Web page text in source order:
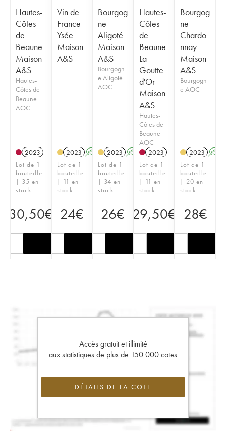
Hautes-
Côtes
de
Beaune
Maison
A&S
Hautes-
Côtes de
Beaune
AOC
2023
Lot de 1
bouteille
| 35 en
stock
30,50€
Vin de
France
Ysée
Maison
A&S
2023 A
Lot de 1
bouteille
| 11 en
stock
24€
Bourgog
ne
Aligoté
Maison
A&S
Bourgogn
e Aligoté
AOC
2023 A
Lot de 1
bouteille
| 34 en
stock
26€
Hautes-
Côtes
de
Beaune
La
Goutte
d'Or
Maison
A&S
Hautes-
Côtes de
Beaune
AOC
2023
Lot de 1
bouteille
| 11 en
stock
29,50€
Bourgog
ne
Chardo
nnay
Maison
A&S
Bourgogn
e AOC
2023 A
Lot de 1
bouteille
| 20 en
stock
28€
Accès gratuit et illimité
aux statistiques de plus de 150 000 cotes
DÉTAILS DE LA COTE